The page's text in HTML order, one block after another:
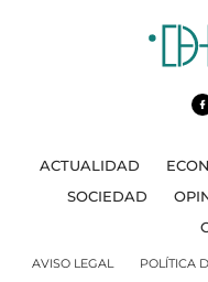
ACTUALIDAD
SOCIEDAD
AVISO LEGAL POLÍTICA